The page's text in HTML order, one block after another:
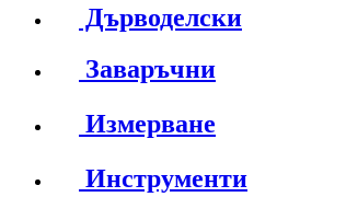
Дърводелски
Заваръчни
Измерване
Инструменти